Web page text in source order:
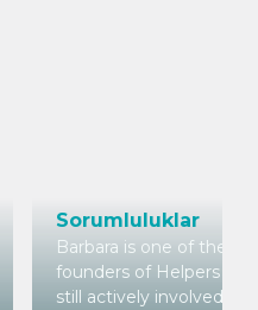
Sorumluluklar
Barbara is one of the
founders of Helpers
still actively involved in